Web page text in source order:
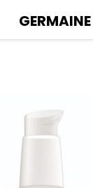
GERMAINE